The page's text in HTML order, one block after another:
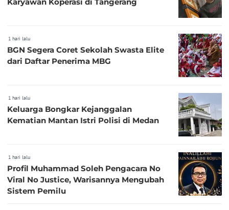
1 hari lalu
BGN Segera Coret Sekolah Swasta Elite
dari Daftar Penerima MBG
1 hari lalu
Keluarga Bongkar Kejanggalan
Kematian Mantan Istri Polisi di Medan
1 hari lalu
Profil Muhammad Soleh Pengacara No
Viral No Justice, Warisannya Mengubah
Sistem Pemilu